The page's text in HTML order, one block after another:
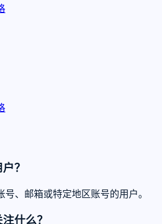
？
、邮箱或特定地区账号的用户。
什么？